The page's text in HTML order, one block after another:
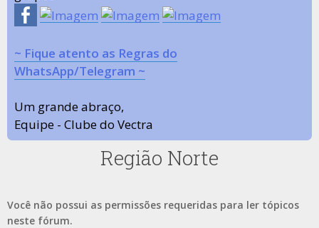
~ Fique atento as Regras do
WhatsApp/Telegram ~
Um grande abraço,
Equipe - Clube do Vectra
Região Norte
Você não possui as permissões requeridas para ler tópicos
neste fórum.